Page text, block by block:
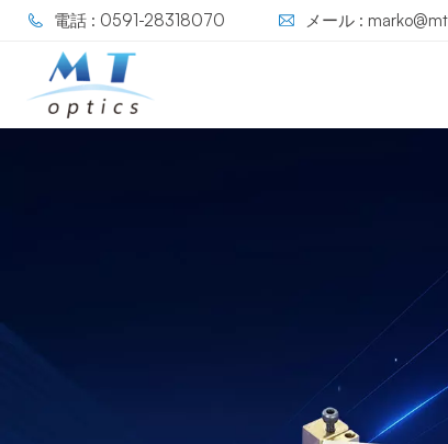
電話 : 0591-28318070 メール :